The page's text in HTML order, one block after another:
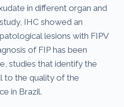
in different organ and
IHC showed an
lesions with FIPV
of FIP has been
studies that identify the
to the quality of the
in Brazil.